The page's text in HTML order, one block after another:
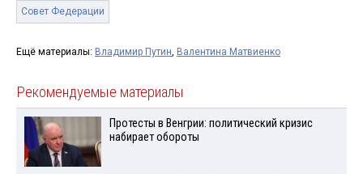
Совет Федерации
Ещё материалы: Владимир Путин Валентина Матвиенко
Рекомендуемые материалы
Протесты в Венгрии: политический кризис
набирает обороты